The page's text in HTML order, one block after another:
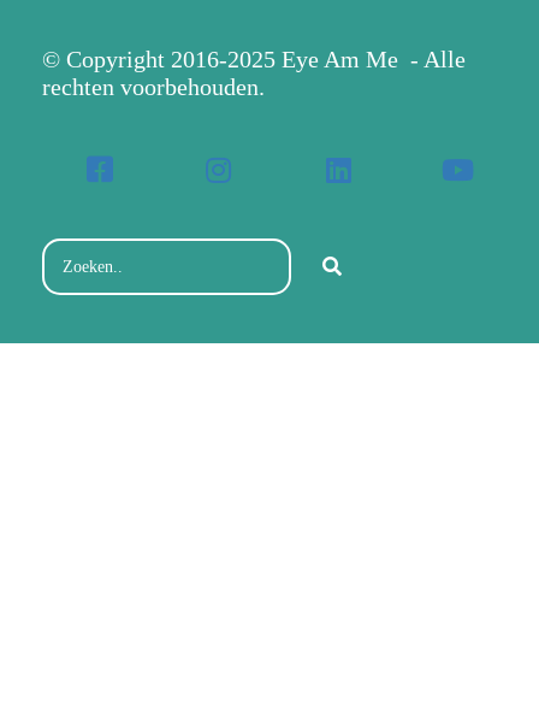
© Copyright 2016-2025 Eye Am Me - Alle
rechten voorbehouden.